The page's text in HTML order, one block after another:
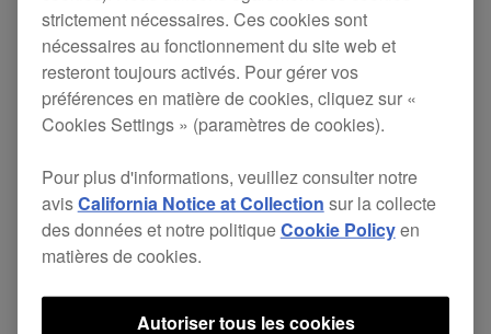
Égaliseur 4 bandes
Sculptez votre son exactement comme vous le voulez.
Les fréquences, courbes, et quantités de Boost et Cut sur
chaque bande ont toutes été spécialement conçues pour
vous offrir une flexibilité totale. Isolez complètement les
– qui ont leurs propres courbes sur mesure – pour affiner
votre mix.
strictement nécessaires. Ces cookies sont
nécessaires au fonctionnement du site web et
resteront toujours activés. Pour gérer vos
préférences en matière de cookies, cliquez sur «
Cookies Settings » (paramètres de cookies).
Pour plus d'informations, veuillez consulter notre
avisCalifornia Notice at Collection sur la collecte
des données et notre politiqueCookie Policyen
matières de cookies.
Autoriser tous les cookies